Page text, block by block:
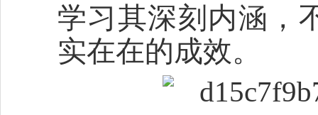
学习其深刻内涵，
实在在的成效。